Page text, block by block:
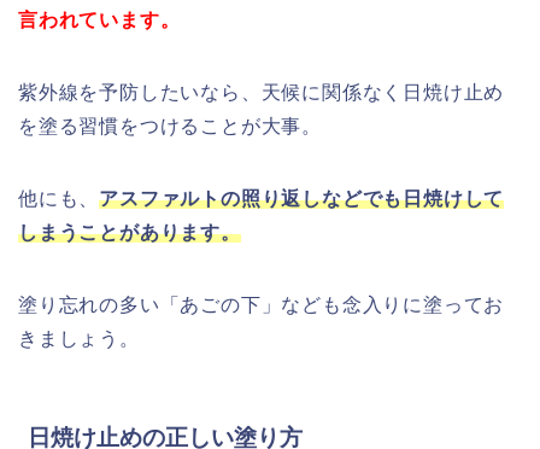
言われています。
紫外線を予防したいなら、天候に関係なく日焼け止め
を塗る習慣をつけることが大事。
他にも、アスファルトの照り返しなどでも日焼けして
しまうことがあります。
塗り忘れの多い「あごの下」なども念入りに塗ってお
きましょう。
日焼け止めの正しい塗り方